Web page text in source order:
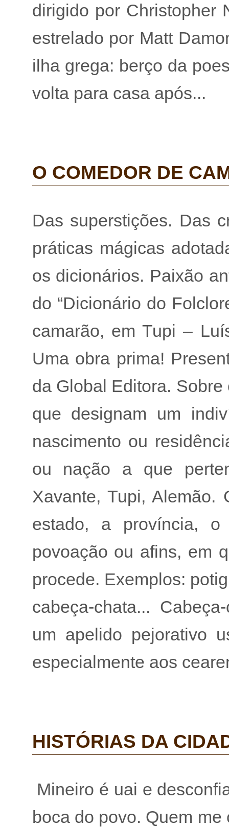
dirigido por Christopher
estrelado por Matt
ilha grega: berço da
volta para casa após...
O COMEDOR DE
Das superstições. Das
práticas mágicas
os dicionários. Paixão
do “Dicionário do
camarão, em Tupi –
Uma obra prima!
da Global Editora.
que designam um
nascimento ou
ou nação a que
Xavante, Tupi,
estado, a província,
povoação ou afins, em
procede. Exemplos:
cabeça-chata...
um apelido pejorativo
especialmente aos
HISTÓRIAS DA
Mineiro é uai e
boca do povo. Quem